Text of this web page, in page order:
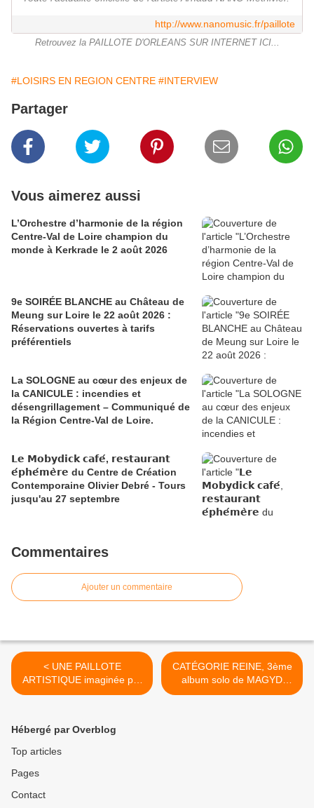
http://www.nanomusic.fr/paillote
Retrouvez la PAILLOTE D'ORLEANS SUR INTERNET ICI...
#LOISIRS EN REGION CENTRE #INTERVIEW
Partager
Vous aimerez aussi
L’Orchestre d’harmonie de la région
Centre-Val de Loire champion du
monde à Kerkrade le 2 août 2026
9e SOIRÉE BLANCHE au Château de
Meung sur Loire le 22 août 2026 :
Réservations ouvertes à tarifs
préférentiels
La SOLOGNE au cœur des enjeux de
la CANICULE : incendies et
désengrillagement – Communiqué de
la Région Centre-Val de Loire.
𝗟𝗲 𝗠𝗼𝗯𝘆𝗱𝗶𝗰𝗸 𝗰𝗮𝗳𝗲́, 𝗿𝗲𝘀𝘁𝗮𝘂𝗿𝗮𝗻𝘁
𝗲́𝗽𝗵𝗲́𝗺𝗲̀𝗿𝗲 du Centre de Création
Contemporaine Olivier Debré - Tours
jusqu'au 27 septembre
Commentaires
Ajouter un commentaire
< UNE PAILLOTE
ARTISTIQUE imaginée par
l'association NANO PROD à
CATÉGORIE REINE, 3ème
album solo de MAGYD
CHERFI - Sortie le 31 mars
Hébergé par Overblog
Top articles
Pages
Contact